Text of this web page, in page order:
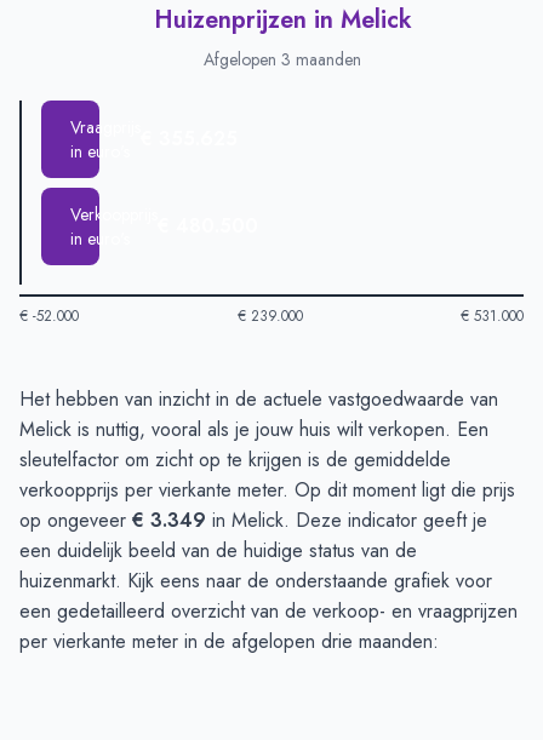
Huizenprijzen in Melick
Afgelopen 3 maanden
Vraagprijs
in euro's
Verkoopprijs
in euro's
€ -52.000 € 239.000 € 531.000
Huizenprijzen in Melick-Afgelopen 3 maanden
Type
Bedrag
Vraagprijs in euro's
€ 355.625
Verkoopprijs in euro's
€ 480.500
Het hebben van inzicht in de actuele vastgoedwaarde van
Melick is nuttig, vooral als je jouw huis wilt verkopen. Een
sleutelfactor om zicht op te krijgen is de gemiddelde
verkoopprijs per vierkante meter. Op dit moment ligt die prijs
op ongeveer € 3.349 in Melick. Deze indicator geeft je
een duidelijk beeld van de huidige status van de
huizenmarkt. Kijk eens naar de onderstaande grafiek voor
een gedetailleerd overzicht van de verkoop- en vraagprijzen
per vierkante meter in de afgelopen drie maanden: